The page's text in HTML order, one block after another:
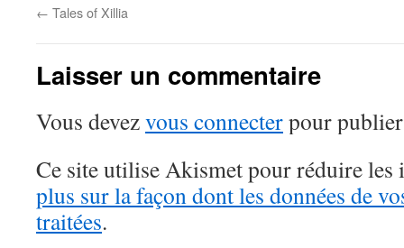
← Tales of Xillia
Laisser un commentaire
Vous devezvous connecterpour
Ce site utilise Akismet pour réduire les
plus sur la façon dont les données de
traitées.